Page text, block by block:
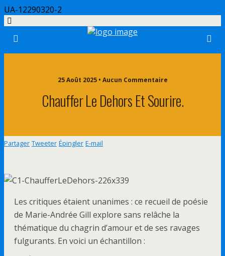
UA-12290320-2
25 Août 2025 • Aucun Commentaire
Chauffer Le Dehors Et Sourire.
Partager Tweeter Épingler E-mail
Les critiques étaient unanimes : ce recueil de poésie
de Marie-Andrée Gill explore sans relâche la
thématique du chagrin d’amour et de ses ravages
fulgurants. En voici un échantillon :